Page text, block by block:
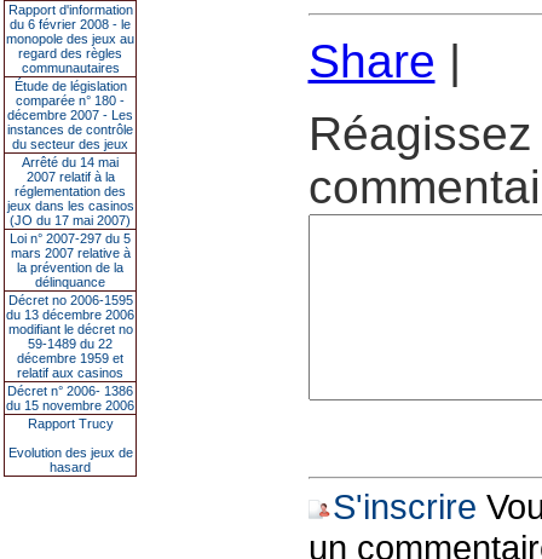
Rapport d'information
du 6 février 2008 - le
monopole des jeux au
regard des règles
communautaires
Étude de législation
comparée n° 180 -
décembre 2007 - Les
instances de contrôle
du secteur des jeux
Arrêté du 14 mai
2007 relatif à la
réglementation des
jeux dans les casinos
(JO du 17 mai 2007)
Loi n° 2007-297 du 5
mars 2007 relative à
la prévention de la
délinquance
Décret no 2006-1595
du 13 décembre 2006
modifiant le décret no
59-1489 du 22
décembre 1959 et
relatif aux casinos
Décret n° 2006- 1386
du 15 novembre 2006
Rapport Trucy
Evolution des jeux de
hasard
Share |
S'inscrire
un